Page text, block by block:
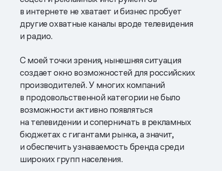
в интернете не хватает и бизнес пробует
другие охватные каналы вроде телевидения
и радио.
С моей точки зрения, нынешняя ситуация
создает окно возможностей для российских
производителей. У многих компаний
в продовольственной категории не было
возможности активно появляться
на телевидении и соперничать в рекламных
бюджетах с гигантами рынка, а значит,
и обеспечить узнаваемость бренда среди
широких групп населения.